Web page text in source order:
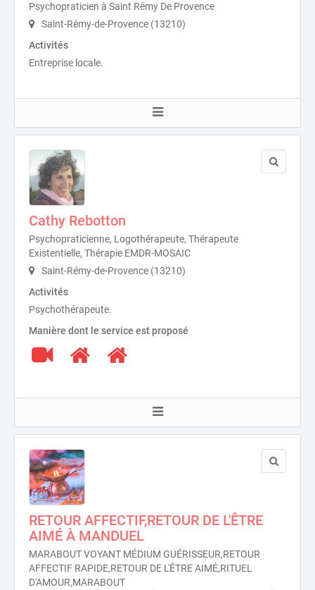
Psychopraticien à Saint Rémy De Provence
Saint-Rémy-de-Provence (13210)
Activités
Entreprise locale.
Cathy Rebotton
Psychopraticienne, Logothérapeute, Thérapeute
Existentielle, Thérapie EMDR-MOSAIC
Saint-Rémy-de-Provence (13210)
Activités
Psychothérapeute.
Manière dont le service est proposé
RETOUR AFFECTIF,RETOUR DE L'ÊTRE
AIMÉ À MANDUEL
MARABOUT VOYANT MÉDIUM GUÉRISSEUR,RETOUR
AFFECTIF RAPIDE,RETOUR DE L'ÊTRE AIMÉ,RITUEL
D'AMOUR,MARABOUT